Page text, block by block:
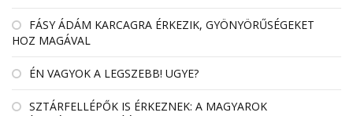
FÁSY ÁDÁM KARCAGRA ÉRKEZIK, GYÖNYÖRŰSÉGEKET
HOZ MAGÁVAL
ÉN VAGYOK A LEGSZEBB! UGYE?
SZTÁRFELLÉPŐK IS ÉRKEZNEK: A MAGYAROK